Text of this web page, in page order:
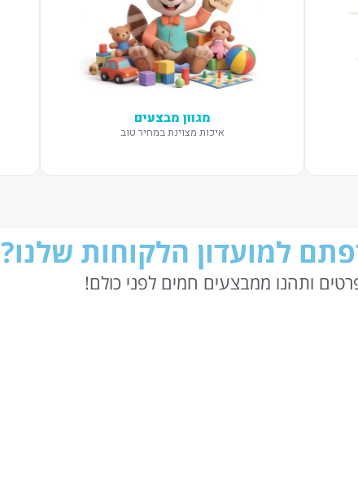
מגוון מבצעים
איכות מצוינת במחיר טוב
למועדון הלקוחות שלנו?
ותהנו ממבצעים חמים לפני כולם!